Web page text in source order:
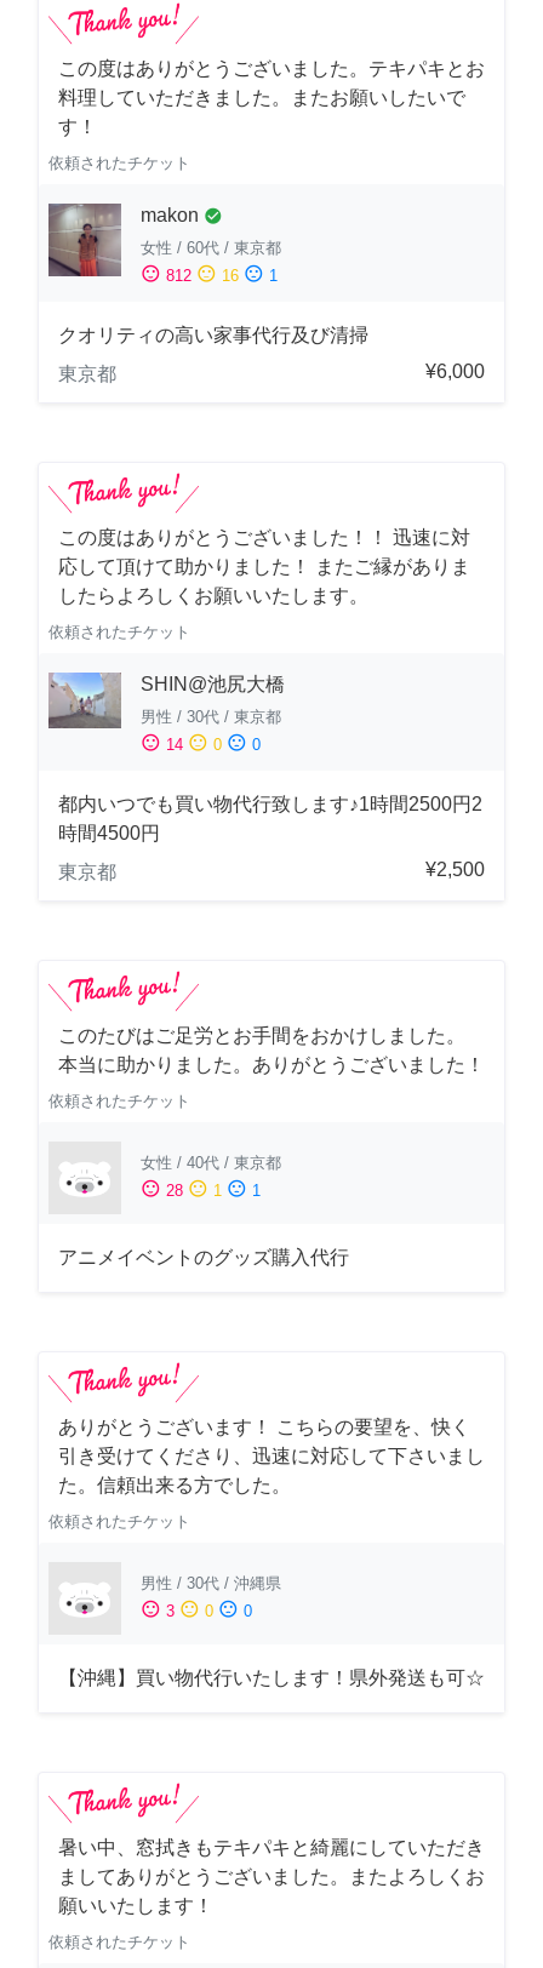
この度はありがとうございました。テキパキとお
料理していただきました。またお願いしたいで
す！
依頼されたチケット
makon check_circle
女性 / 60代 / 東京都
sentiment_satisfied 812 sentiment_neutral 16 sentiment_dissatisfied 1
クオリティの高い家事代行及び清掃
東京都
¥6,000
この度はありがとうございました！！ 迅速に対
応して頂けて助かりました！ またご縁がありま
したらよろしくお願いいたします。
依頼されたチケット
SHIN@池尻大橋
男性 / 30代 / 東京都
sentiment_satisfied 14 sentiment_neutral 0 sentiment_dissatisfied 0
都内いつでも買い物代行致します♪1時間2500円2
時間4500円
東京都
¥2,500
このたびはご足労とお手間をおかけしました。
本当に助かりました。ありがとうございました！
依頼されたチケット
女性 / 40代 / 東京都
sentiment_satisfied 28 sentiment_neutral 1 sentiment_dissatisfied 1
アニメイベントのグッズ購入代行
ありがとうございます！ こちらの要望を、快く
引き受けてくださり、迅速に対応して下さいまし
た。信頼出来る方でした。
依頼されたチケット
男性 / 30代 / 沖縄県
sentiment_satisfied 3 sentiment_neutral 0 sentiment_dissatisfied 0
【沖縄】買い物代行いたします！県外発送も可☆
暑い中、窓拭きもテキパキと綺麗にしていただき
ましてありがとうございました。またよろしくお
願いいたします！
依頼されたチケット